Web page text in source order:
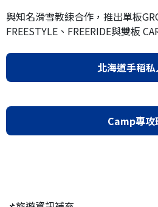
與知名滑雪教練合作，推出單板
FREESTYLE、FREERIDE與雙板
北海道手稻
Camp專攻